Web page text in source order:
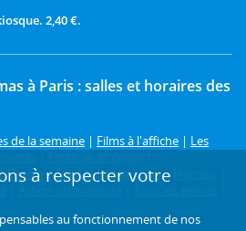
2,40 €.
à Paris : salles et horaires des
de la semaine | Films à l'affiche | Les
Drame |Thriller|Animation|
Action ou aventure
à respecter votre
au fonctionnement de nos